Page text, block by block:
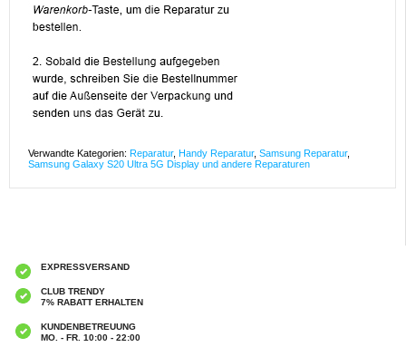
Verwandte Kategorien: Reparatur, Handy Reparatur, Samsung Reparatur,
Samsung Galaxy S20 Ultra 5G Display und andere Reparaturen
EXPRESSVERSAND
CLUB TRENDY
7% RABATT ERHALTEN
KUNDENBETREUUNG
MO. - FR. 10:00 - 22:00